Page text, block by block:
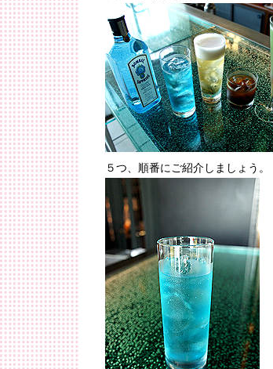
５つ、順番にご紹介しましょう。